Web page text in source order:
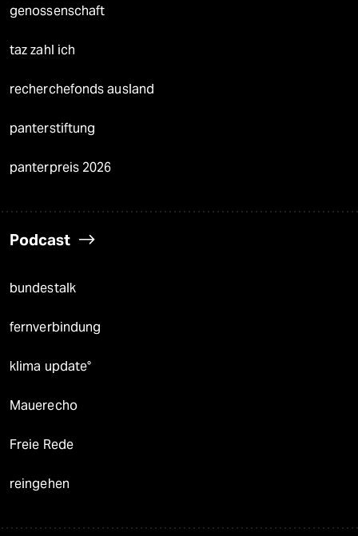
genossenschaft
taz zahl ich
recherchefonds ausland
panterstiftung
panterpreis 2026
Podcast
bundestalk
fernverbindung
klima update°
Mauerecho
Freie Rede
reingehen